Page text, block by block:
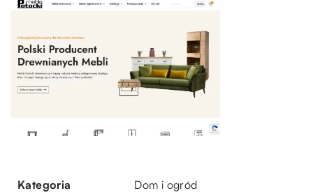
Kategoria Dom i ogród